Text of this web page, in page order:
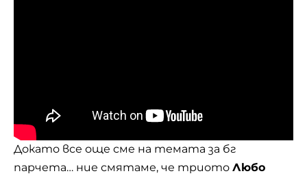
Докато все още сме на темата за бг
парчета… ние смятаме, че триото Любо